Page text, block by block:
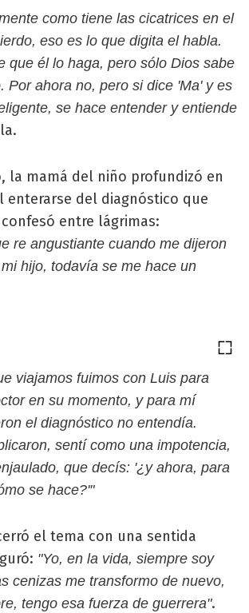
como tiene las cicatrices en el
eso es lo que digita el habla.
que él lo haga, pero sólo Dios sabe
Por ahora no, pero si dice 'Ma' y es
se hace entender y entiende
la mamá del niño profundizó en
enterarse del diagnóstico que
entre lágrimas:
re angustiante cuando me dijeron
hijo, todavía se me hace un
viajamos fuimos con Luis para
en su momento, y para mí
el diagnóstico no entendía.
sentí como una impotencia,
que decís: '¿y ahora, para
se hace?'"
el tema con una sentida
"Yo, en la vida, siempre soy
cenizas me transformo de nuevo,
tengo esa fuerza de guerrera".